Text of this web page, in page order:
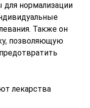
для нормализации
Также он
позволяющую
лекарства